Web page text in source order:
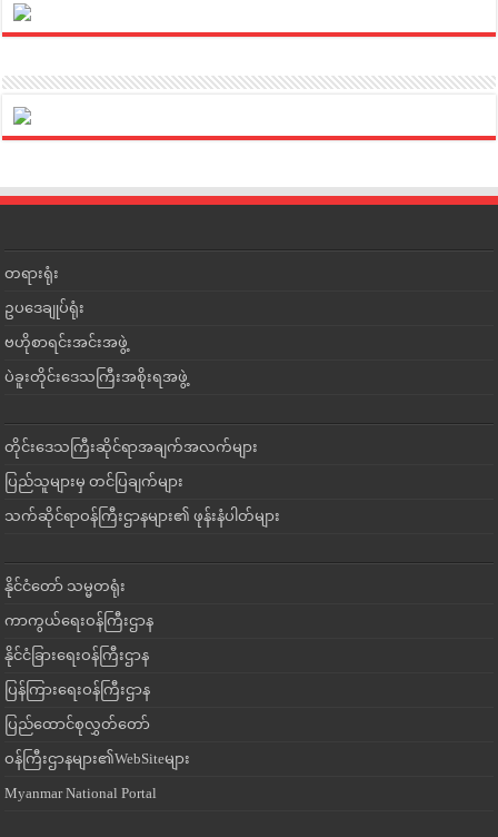
တရားရုံး
ဥပဒေချုပ်ရုံး
ဗဟိုစာရင်းအင်းအဖွဲ့
ပဲခူးတိုင်းဒေသကြီးအစိုးရအဖွဲ့
တိုင်းဒေသကြီးဆိုင်ရာအချက်အလက်များ
ပြည်သူများမှ တင်ပြချက်များ
သက်ဆိုင်ရာဝန်ကြီးဌာနများ၏ ဖုန်းနံပါတ်များ
နိုင်ငံတော် သမ္မတရုံး
ကာကွယ်ရေးဝန်ကြီးဌာန
နိုင်ငံခြားရေးဝန်ကြီးဌာန
ပြန်ကြားရေးဝန်ကြီးဌာန
ပြည်ထောင်စုလွှတ်တော်
ဝန်ကြီးဌာနများ၏WebSiteများ
Myanmar National Portal